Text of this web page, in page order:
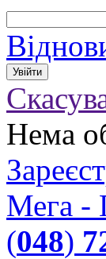
Нема
Мега -
(048)